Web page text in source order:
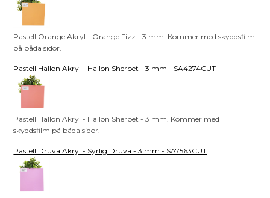
Pastell Orange Akryl - Orange Fizz - 3 mm. Kommer med skyddsfilm
på båda sidor.
Pastell Hallon Akryl - Hallon Sherbet - 3 mm - SA4274CUT
Pastell Hallon Akryl - Hallon Sherbet - 3 mm. Kommer med
skyddsfilm på båda sidor.
Pastell Druva Akryl - Syrlig Druva - 3 mm - SA7563CUT